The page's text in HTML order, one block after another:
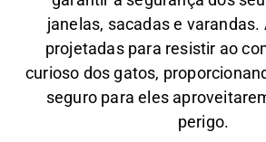
janelas, sacadas e varandas.
projetadas para resistir ao
curioso dos gatos,
seguro para eles
perigo.